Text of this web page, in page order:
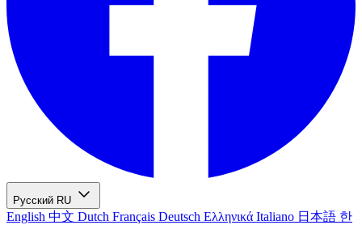
Русский RU
English 中文 Dutch Français Deutsch Ελληνικά Italiano 日本語 한